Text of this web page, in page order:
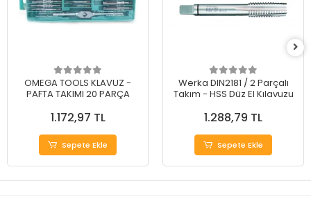
OMEGA TOOLS KLAVUZ -
PAFTA TAKIMI 20 PARÇA
1.172,97 TL
Sepete Ekle
Werka DIN2181 / 2 Parçalı
Takım - HSS Düz El Kılavuzu
1.288,79 TL
Sepete Ekle